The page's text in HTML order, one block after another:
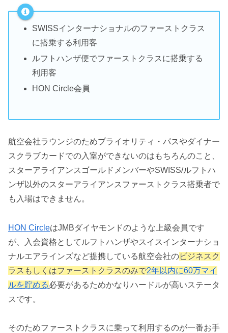
SWISSインターナショナルのファーストクラス
に搭乗する利用客
ルフトハンザ便でファーストクラスに搭乗する
利用客
HON Circle会員
航空会社ラウンジのためプライオリティ・パスやダイナー
スクラブカードでの入室ができないのはもちろんのこと、
スターアライアンスゴールドメンバーやSWISS/ルフトハ
ンザ以外のスターアライアンスファーストクラス搭乗者で
も入場はできません。
HON CircleはJMBダイヤモンドのような上級会員です
が、入会資格としてルフトハンザやスイスインターナショ
ナルエアラインズなど提携している航空会社のビジネスク
ラスもしくはファーストクラスのみで2年以内に60万マイ
ルを貯める必要があるためかなりハードルが高いステータ
スです。
そのためファーストクラスに乗って利用するのが一番お手